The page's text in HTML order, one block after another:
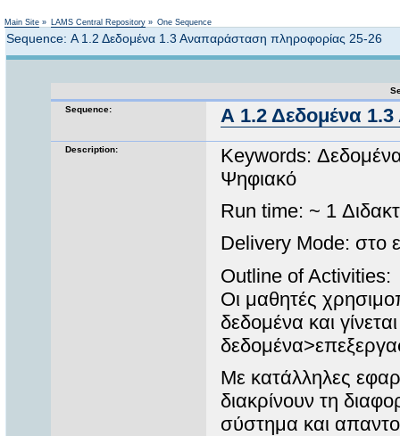
Main Site » LAMS Central Repository » One Sequence
Sequence: Α 1.2 Δεδομένα 1.3 Αναπαράσταση πληροφορίας 25-26
Sequence:
Α 1.2 Δεδομένα
Description:
Keywords:
Ψηφιακό
Run time: ~ 1
Delivery Mode: στο
Outline of Activities:
Οι μαθητές
δεδομένα και
Με κατάλληλες
διακρίνουν τη
σύστημα και